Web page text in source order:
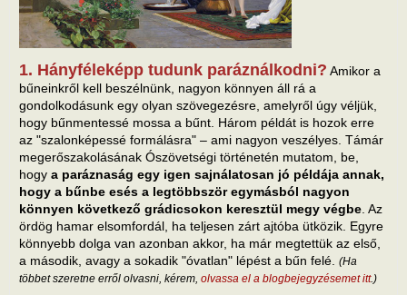
1. Hányféleképp tudunk paráználkodni? Amikor a
bűneinkről kell beszélnünk, nagyon könnyen áll rá a
gondolkodásunk egy olyan szövegezésre, amelyről úgy véljük,
hogy bűnmentessé mossa a bűnt. Három példát is hozok erre
az "szalonképessé formálásra" – ami nagyon veszélyes. Támár
megerőszakolásának Ószövetségi történetén mutatom, be,
hogy a paráznaság egy igen sajnálatosan jó példája annak,
hogy a bűnbe esés a legtöbbször egymásból nagyon
könnyen következő grádicsokon keresztül megy végbe . Az
ördög hamar elsomfordál, ha teljesen zárt ajtóba ütközik. Egyre
könnyebb dolga van azonban akkor, ha már megtettük az első,
a második, avagy a sokadik "óvatlan" lépést a bűn felé. (Ha
többet szeretne erről olvasni, kérem, olvassa el a blogbejegyzésemet itt.)